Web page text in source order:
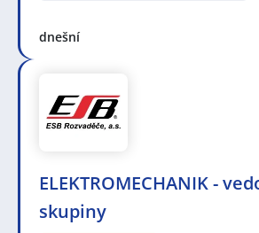
dnešní
ELEKTROMECHANIK -
skupiny